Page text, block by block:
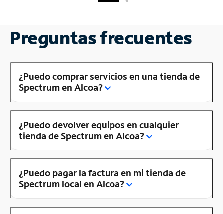
Preguntas frecuentes
¿Puedo comprar servicios en una tienda de
Spectrum en Alcoa?
¿Puedo devolver equipos en cualquier
tienda de Spectrum en Alcoa?
¿Puedo pagar la factura en mi tienda de
Spectrum local en Alcoa?